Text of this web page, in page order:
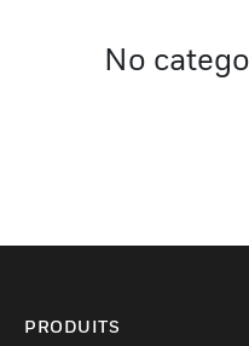
No
PRODUITS